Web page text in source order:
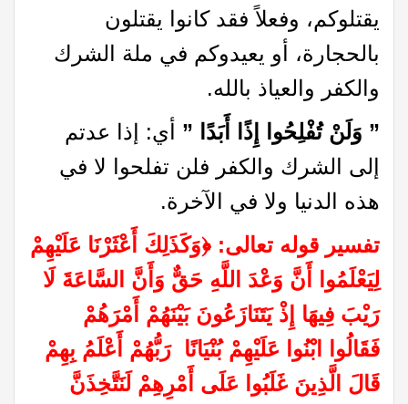
يقتلوكم، وفعلاً فقد كانوا يقتلون
بالحجارة، أو يعيدوكم في ملة الشرك
والكفر والعياذ بالله.
” وَلَنْ تُفْلِحُوا إِذًا أَبَدًا ” أي: إذا عدتم
إلى الشرك والكفر فلن تفلحوا لا في
هذه الدنيا ولا في الآخرة.
تفسير قوله تعالى: ﴿وَكَذَلِكَ أَعْثَرْنَا عَلَيْهِمْ
لِيَعْلَمُوا أَنَّ وَعْدَ اللَّهِ حَقٌّ وَأَنَّ السَّاعَةَ لَا
رَيْبَ فِيهَا إِذْ يَتَنَازَعُونَ بَيْنَهُمْ أَمْرَهُمْ
فَقَالُوا ابْنُوا عَلَيْهِمْ بُنْيَانًا رَبُّهُمْ أَعْلَمُ بِهِمْ
قَالَ الَّذِينَ غَلَبُوا عَلَى أَمْرِهِمْ لَنَتَّخِذَنَّ